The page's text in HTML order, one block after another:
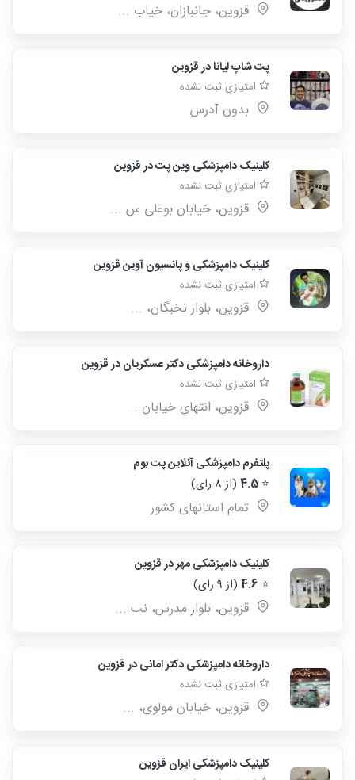
قزوین، جانبازان، خیاب ...
پت شاپ لیانا در قزوین
امتیازی ثبت نشده
بدون آدرس
کلینیک دامپزشکی وین پت در قزوین
امتیازی ثبت نشده
قزوین، خیابان بوعلی س ...
کلینیک دامپزشکی و پانسیون آوین قزوین
امتیازی ثبت نشده
قزوین، بلوار نخبگان، ...
داروخانه دامپزشکی دکتر عسکریان در قزوین
امتیازی ثبت نشده
قزوین، انتهای خیابان ...
پلتفرم دامپزشکی آنلاین پت بوم
⭐
4.5 (از 8 رای)
تمام استانهای کشور
کلینیک دامپزشکی مهر در قزوین
⭐
4.6 (از 9 رای)
قزوین، بلوار مدرس، نب ...
داروخانه دامپزشکی دکتر امانی در قزوین
امتیازی ثبت نشده
قزوین، خیابان مولوی، ...
کلینیک دامپزشکی ایران قزوین